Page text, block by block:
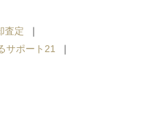
査定
サポート21